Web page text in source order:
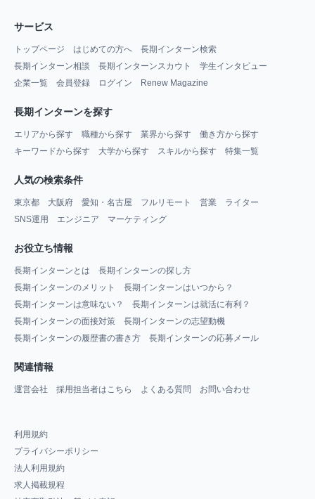
サービス
トップページ はじめての方へ
長期インターン検索
長期インターン相談
長期インターンスカウト
学生インタビュー
企業一覧
会員登録 ログイン Renew Magazine
長期インターンを探す
エリアから探す 職種から探す 業界から探す
働き方から探す
キーワードから探す
大学から探す スキルから探す 特集一覧
人気の検索条件
東京都 大阪府 愛知・名古屋 フルリモート 営業
ライター
SNS運用
エンジニア マーケティング
お役立ち情報
長期インターンとは
長期インターンの探し方
長期インターンのメリット
長期インターンはいつから？
長期インターンは意味ない？
長期インターンは就活に有利？
長期インターンの面接対策
長期インターンの志望動機
長期インターンの履歴書の書き方
長期インターンの応募メール
関連情報
運営会社 採用担当者はこちら よくある質問 お問い合わせ
利用規約
プライバシーポリシー
法人利用規約
求人掲載規程